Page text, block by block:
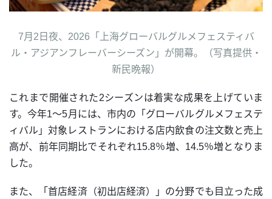
7月2日夜、2026「上海グローバルグルメフェスティバ
ル・アジアンフレーバーシーズン」が開幕。（写真提供・
新民晩報）
これまで開催された2シーズンは着実な成果を上げていま
す。今年1～5月には、市内の「グローバルグルメフェステ
ィバル」対象レストランにおける店内飲食の注文数と売上
高が、前年同期比でそれぞれ15.8％増、14.5％増となりま
した。
また、「首店経済（初出店経済）」の分野でも目立った成